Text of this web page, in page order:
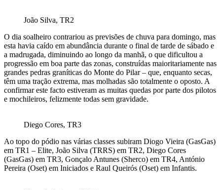
João Silva, TR2
O dia soalheiro contrariou as previsões de chuva para domingo, mas
esta havia caído em abundância durante o final de tarde de sábado e
a madrugada, diminuindo ao longo da manhã, o que dificultou a
progressão em boa parte das zonas, construídas maioritariamente nas
grandes pedras graníticas do Monte do Pilar – que, enquanto secas,
têm uma tração extrema, mas molhadas são totalmente o oposto. A
confirmar este facto estiveram as muitas quedas por parte dos pilotos
e mochileiros, felizmente todas sem gravidade.
Diego Cores, TR3
Ao topo do pódio nas várias classes subiram Diogo Vieira (GasGas)
em TR1 – Elite, João Silva (TRRS) em TR2, Diego Cores
(GasGas) em TR3, Gonçalo Antunes (Sherco) em TR4, António
Pereira (Oset) em Iniciados e Raul Queirós (Oset) em Infantis.